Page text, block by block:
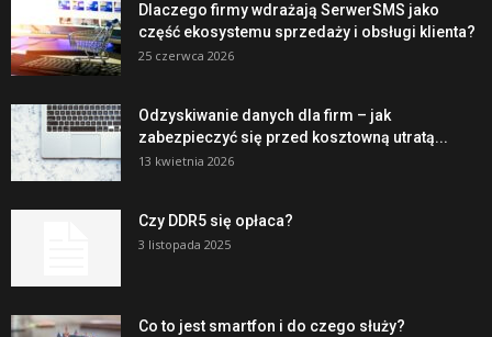
Dlaczego firmy wdrażają SerwerSMS jako
część ekosystemu sprzedaży i obsługi klienta?
25 czerwca 2026
Odzyskiwanie danych dla firm – jak
zabezpieczyć się przed kosztowną utratą...
13 kwietnia 2026
Czy DDR5 się opłaca?
3 listopada 2025
Co to jest smartfon i do czego służy?